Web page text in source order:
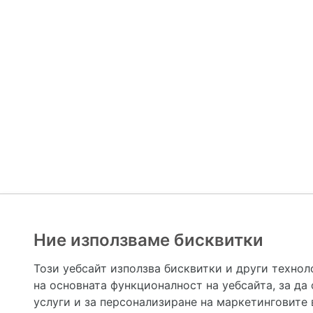
предназначена да служи само и единствено за
допълване на данните и за коригиране на
Ние използваме бисквитки
Този уебсайт използва бисквитки и други
на основната функционалност на уебсайта, за да
услуги и за персонализиране на